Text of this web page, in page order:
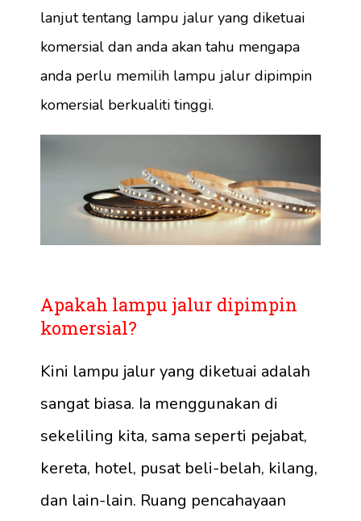
lanjut tentang lampu jalur yang diketuai
komersial dan anda akan tahu mengapa
anda perlu memilih lampu jalur dipimpin
komersial berkualiti tinggi.
Apakah lampu jalur dipimpin
komersial?
Kini lampu jalur yang diketuai adalah
sangat biasa. Ia menggunakan di
sekeliling kita, sama seperti pejabat,
kereta, hotel, pusat beli-belah, kilang,
dan lain-lain. Ruang pencahayaan